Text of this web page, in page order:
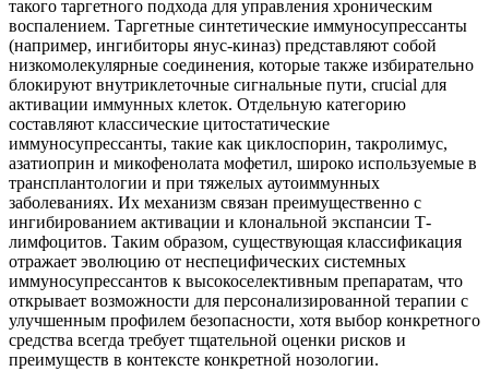
такого таргетного подхода для управления хроническим
воспалением. Таргетные синтетические иммуносупрессанты
(например, ингибиторы янус-киназ) представляют собой
низкомолекулярные соединения, которые также избирательно
блокируют внутриклеточные сигнальные пути, crucial для
активации иммунных клеток. Отдельную категорию
составляют классические цитостатические
иммуносупрессанты, такие как циклоспорин, такролимус,
азатиоприн и микофенолата мофетил, широко используемые в
трансплантологии и при тяжелых аутоиммунных
заболеваниях. Их механизм связан преимущественно с
ингибированием активации и клональной экспансии Т-
лимфоцитов. Таким образом, существующая классификация
отражает эволюцию от неспецифических системных
иммуносупрессантов к высокоселективным препаратам, что
открывает возможности для персонализированной терапии с
улучшенным профилем безопасности, хотя выбор конкретного
средства всегда требует тщательной оценки рисков и
преимуществ в контексте конкретной нозологии.